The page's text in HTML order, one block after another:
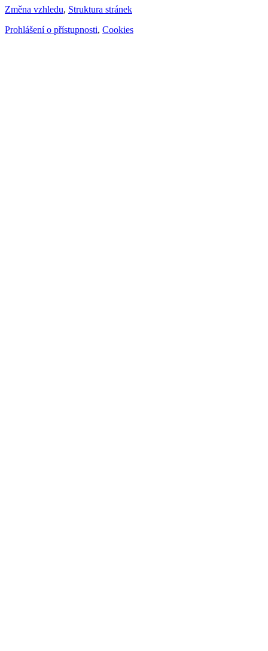
Změna vzhledu, Struktura stránek
Prohlášení o přístupnosti, Cookies